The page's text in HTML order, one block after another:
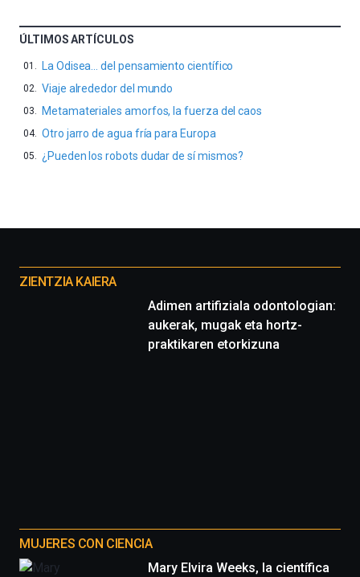
Cátedra…
ÚLTIMOS ARTÍCULOS
La Odisea… del pensamiento científico
Viaje alrededor del mundo
Metamateriales amorfos, la fuerza del caos
Otro jarro de agua fría para Europa
¿Pueden los robots dudar de sí mismos?
proyectos
ZIENTZIA KAIERA
Adimen artifiziala odontologian:
aukerak, mugak eta hortz-
praktikaren etorkizuna
MUJERES CON CIENCIA
Mary Elvira Weeks, la científica